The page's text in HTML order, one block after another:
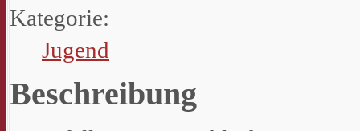
Kategorie:
Jugend
Beschreibung